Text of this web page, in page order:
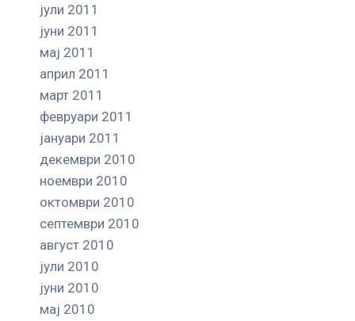
јули 2011
јуни 2011
мај 2011
април 2011
март 2011
февруари 2011
јануари 2011
декември 2010
ноември 2010
октомври 2010
септември 2010
август 2010
јули 2010
јуни 2010
мај 2010